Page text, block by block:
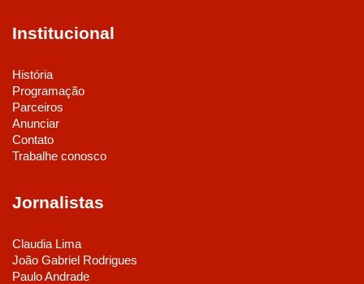
Institucional
História
Programação
Parceiros
Anunciar
Contato
Trabalhe conosco
Jornalistas
Claudia Lima
João Gabriel Rodrigues
Paulo Andrade